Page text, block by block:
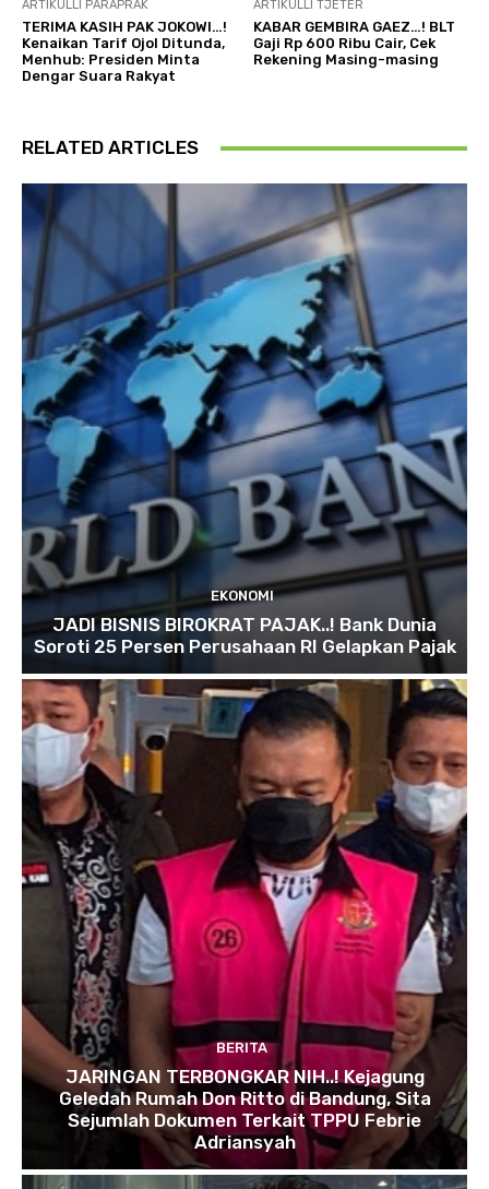
ARTIKULLI PARAPRAK
TERIMA KASIH PAK JOKOWI…!
Kenaikan Tarif Ojol Ditunda,
Menhub: Presiden Minta
Dengar Suara Rakyat
ARTIKULLI TJETËR
KABAR GEMBIRA GAEZ…! BLT
Gaji Rp 600 Ribu Cair, Cek
Rekening Masing-masing
RELATED ARTICLES
EKONOMI
JADI BISNIS BIROKRAT PAJAK..! Bank Dunia
Soroti 25 Persen Perusahaan RI Gelapkan Pajak
BERITA
JARINGAN TERBONGKAR NIH..! Kejagung
Geledah Rumah Don Ritto di Bandung, Sita
Sejumlah Dokumen Terkait TPPU Febrie
Adriansyah